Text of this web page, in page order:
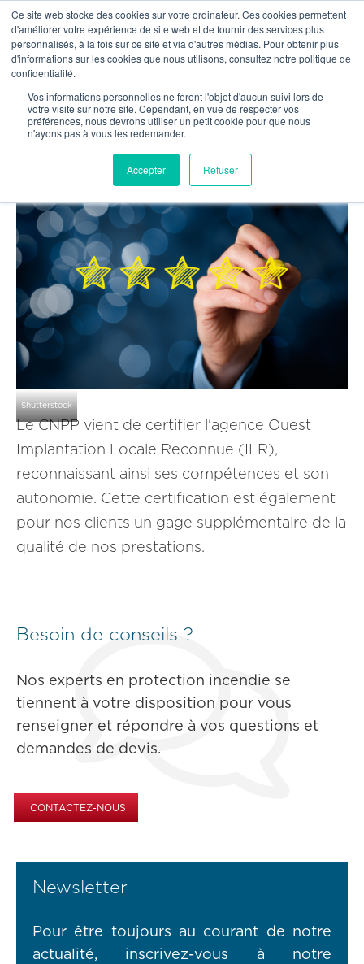
Ce site web stocke des cookies sur votre ordinateur. Ces cookies permettent
d'améliorer votre expérience de site web et de fournir des services plus
personnalisés, à la fois sur ce site et via d'autres médias. Pour obtenir plus
d'informations sur les cookies que nous utilisons, consultez notre politique de
confidentialité.
Vos informations personnelles ne feront l'objet d'aucun suivi lors de
votre visite sur notre site. Cependant, en vue de respecter vos
préférences, nous devrons utiliser un petit cookie pour que nous
n'ayons pas à vous les redemander.
Accepter Refuser
NOTRE RÉSEAU
  Nos actualités
L'agence Ouest certifiée ILR
Shutterstock
Le CNPP vient de certifier l'agence Ouest
Implantation Locale Reconnue (ILR),
reconnaissant ainsi ses compétences et son
autonomie. Cette certification est également
pour nos clients un gage supplémentaire de la
qualité de nos prestations.
Besoin de conseils ?
Nos experts en protection incendie se
tiennent à votre disposition pour vous
renseigner et répondre à vos questions et
demandes de devis.
CONTACTEZ-NOUS
Newsletter
Pour être toujours au courant de notre
actualité, inscrivez-vous à notre